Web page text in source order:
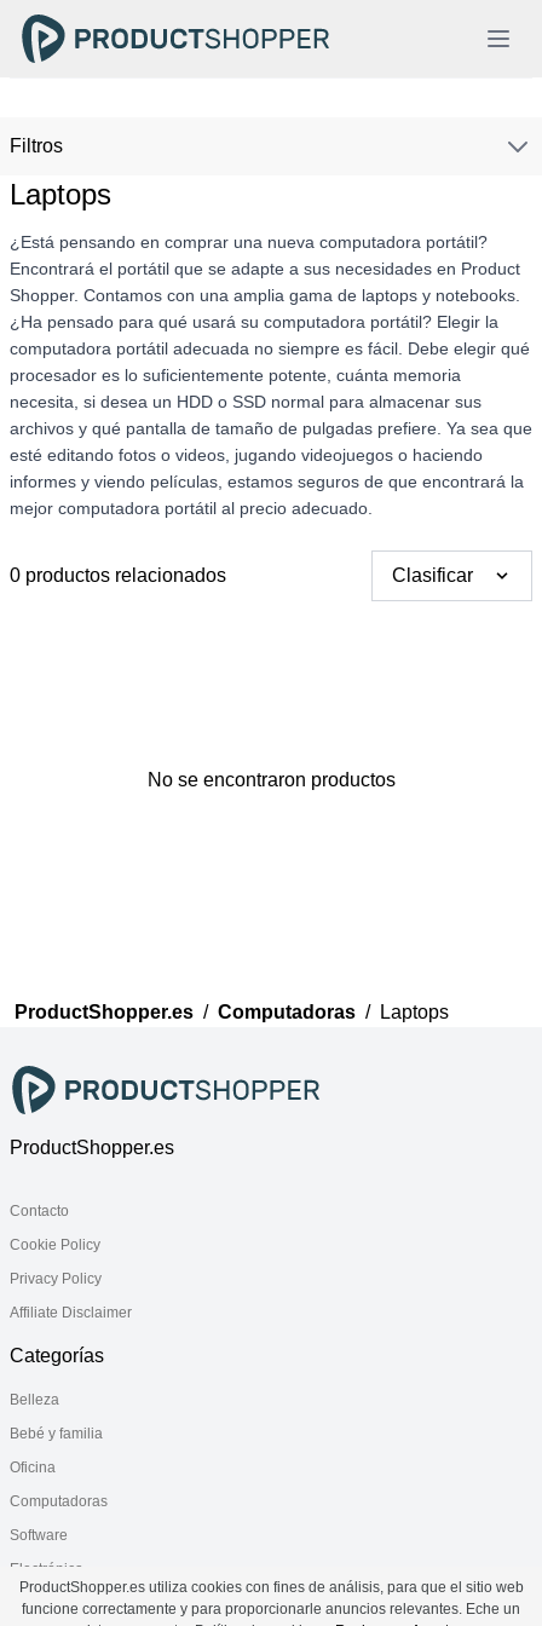
Filtros
Laptops
¿Está pensando en comprar una nueva computadora portátil?
Encontrará el portátil que se adapte a sus necesidades en Product
Shopper. Contamos con una amplia gama de laptops y notebooks.
¿Ha pensado para qué usará su computadora portátil? Elegir la
computadora portátil adecuada no siempre es fácil. Debe elegir qué
procesador es lo suficientemente potente, cuánta memoria
necesita, si desea un HDD o SSD normal para almacenar sus
archivos y qué pantalla de tamaño de pulgadas prefiere. Ya sea que
esté editando fotos o videos, jugando videojuegos o haciendo
informes y viendo películas, estamos seguros de que encontrará la
mejor computadora portátil al precio adecuado.
0 productos relacionados Clasificar
No se encontraron productos
Gracias por tus
ProductShopper.es / Computadoras / Laptops
ProductShopper.es
Contacto
Cookie Policy
Privacy Policy
Affiliate Disclaimer
Categorías
Belleza
Bebé y familia
Oficina
Computadoras
Software
Electrónica
Salud
ProductShopper.es utiliza cookies con fines de análisis, para que el sitio web
funcione correctamente y para proporcionarle anuncios relevantes. Eche un